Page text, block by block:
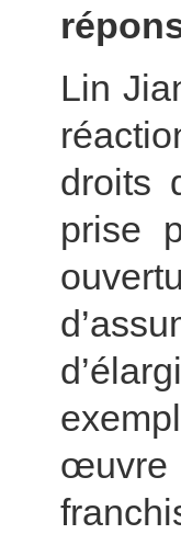
Lin
droits
prise
œuvre